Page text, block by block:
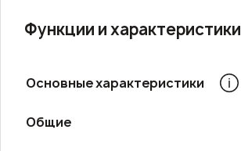
Функции и характеристики
Основные характеристики
Общие